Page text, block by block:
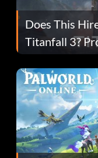
Does This
Titanfall 3?
Fans Are